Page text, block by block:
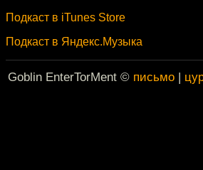
Подкаст в iTunes Store
Подкаст в Яндекс.Музыка
Goblin EnterTorMent © письмо |